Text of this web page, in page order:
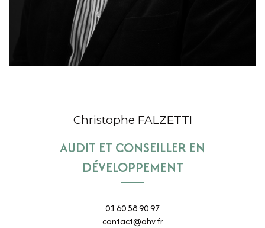
Christophe FALZETTI
AUDIT ET CONSEILLER EN
DÉVELOPPEMENT
01 60 58 90 97
contact@ahv.fr